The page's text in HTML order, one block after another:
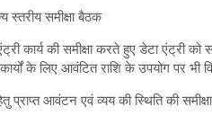
कार्य की समीक्षा करते हुए डेटा एंट्री
के लिए आवंटित राशि के उपयोग पर भी
प्राप्त आवंटन एवं व्यय की स्थिति की